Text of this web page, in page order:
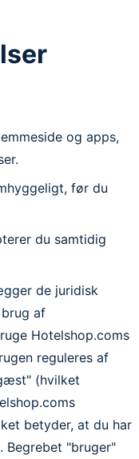
og apps,
før du
du samtidig
de juridisk
af
Hotelshop.coms
reguleres af
(hvilket
betyder, at du har
Begrebet "bruger"